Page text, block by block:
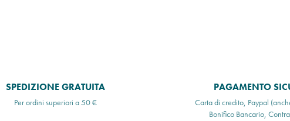
SPEDIZIONE GRATUITA
Per ordini superiori a 50 €
PAGAMENTO
Carta di credito, Paypal
Bonifico Bancario,